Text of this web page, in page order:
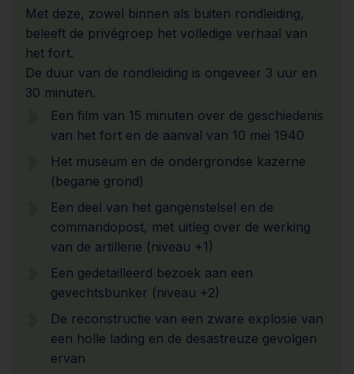
Met deze, zowel binnen als buiten rondleiding,
beleeft de privégroep het volledige verhaal van
het fort.
De duur van de rondleiding is ongeveer 3 uur en
30 minuten.
Een film van 15 minuten over de geschiedenis
van het fort en de aanval van 10 mei 1940
Het museum en de ondergrondse kazerne
(begane grond)
Een deel van het gangenstelsel en de
commandopost, met uitleg over de werking
van de artillerie (niveau +1)
Een gedetailleerd bezoek aan een
gevechtsbunker (niveau +2)
De reconstructie van een zware explosie van
een holle lading en de desastreuze gevolgen
ervan